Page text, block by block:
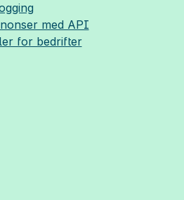
med API
for bedrifter